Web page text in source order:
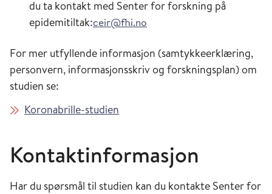
du ta kontakt med Senter for forskning på
epidemitiltak:ceir@fhi.no
For mer utfyllende informasjon (samtykkeerklæring,
personvern, informasjonsskriv og forskningsplan) om
studien se:
Koronabrille-studien
Kontaktinformasjon
Har du spørsmål til studien kan du kontakte Senter for